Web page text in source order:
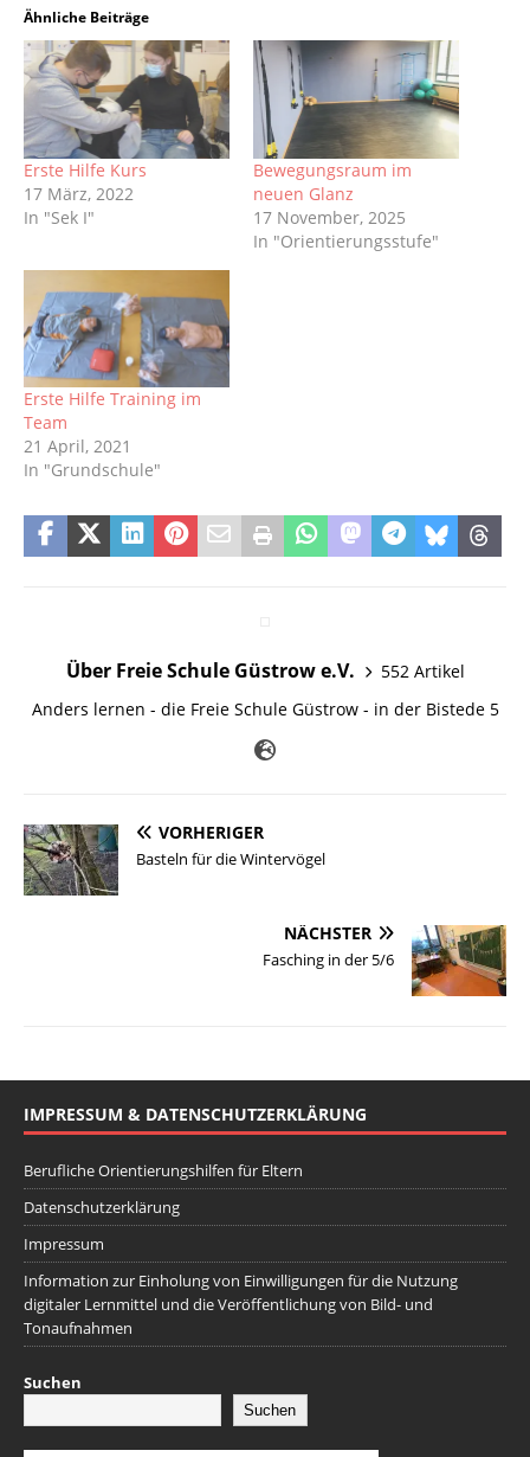
Ähnliche Beiträge
Erste Hilfe Kurs
17 März, 2022
In "Sek I"
Bewegungsraum im
neuen Glanz
17 November, 2025
In "Orientierungsstufe"
Erste Hilfe Training im
Team
21 April, 2021
In "Grundschule"
Über Freie Schule Güstrow e.V.
552 Artikel
Anders lernen - die Freie Schule Güstrow - in der Bistede 5
VORHERIGER
Basteln für die Wintervögel
NÄCHSTER
Fasching in der 5/6
IMPRESSUM & DATENSCHUTZERKLÄRUNG
Berufliche Orientierungshilfen für Eltern
Datenschutzerklärung
Impressum
Information zur Einholung von Einwilligungen für die Nutzung
digitaler Lernmittel und die Veröffentlichung von Bild- und
Tonaufnahmen
Suchen
Suchen